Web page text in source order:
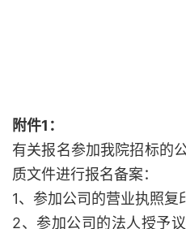
附件1：
有关报名参加我院招标的
质文件进行报名备案：
1、参加公司的营业执照复
2、参加公司的法人授予